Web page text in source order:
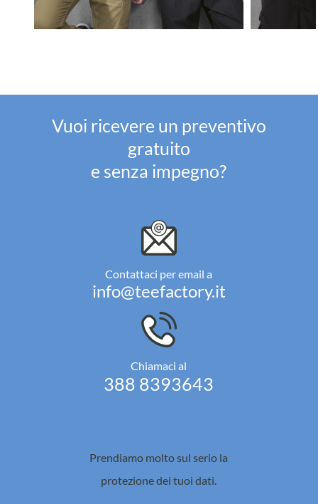
Vuoi ricevere un preventivo
gratuito
e senza impegno?
Contattaci per email a
info@teefactory.it
Chiamaci al
388 8393643
Prendiamo molto sul serio la
protezione dei tuoi dati.